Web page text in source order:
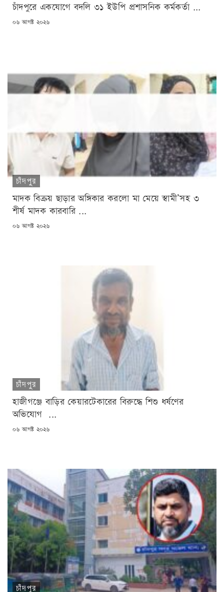
চাঁদপুরে একযোগে বদলি ৩১ ইউপি প্রশাসনিক কর্মকর্তা ...
POSTED
০৬ আগষ্ট ২০২৬
চাঁদপুর
মাদক বিক্রয় ছাড়ার অঙ্গিকার করলো মা মেয়ে স্বামী’সহ ৩
শীর্ষ মাদক কারবারি ...
POSTED
০৬ আগষ্ট ২০২৬
চাঁদপুর
হাজীগঞ্জে বাড়ির কেয়ারটেকারের বিরুদ্ধে শিশু ধর্ষণের
অভিযোগ ...
POSTED
০৬ আগষ্ট ২০২৬
চাঁদপুর